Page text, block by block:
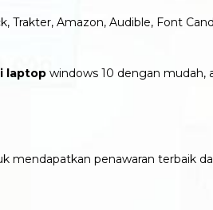
Trakter, Amazon, Audible, Font
laptop windows 10 dengan mudah,
mendapatkan penawaran terbaik